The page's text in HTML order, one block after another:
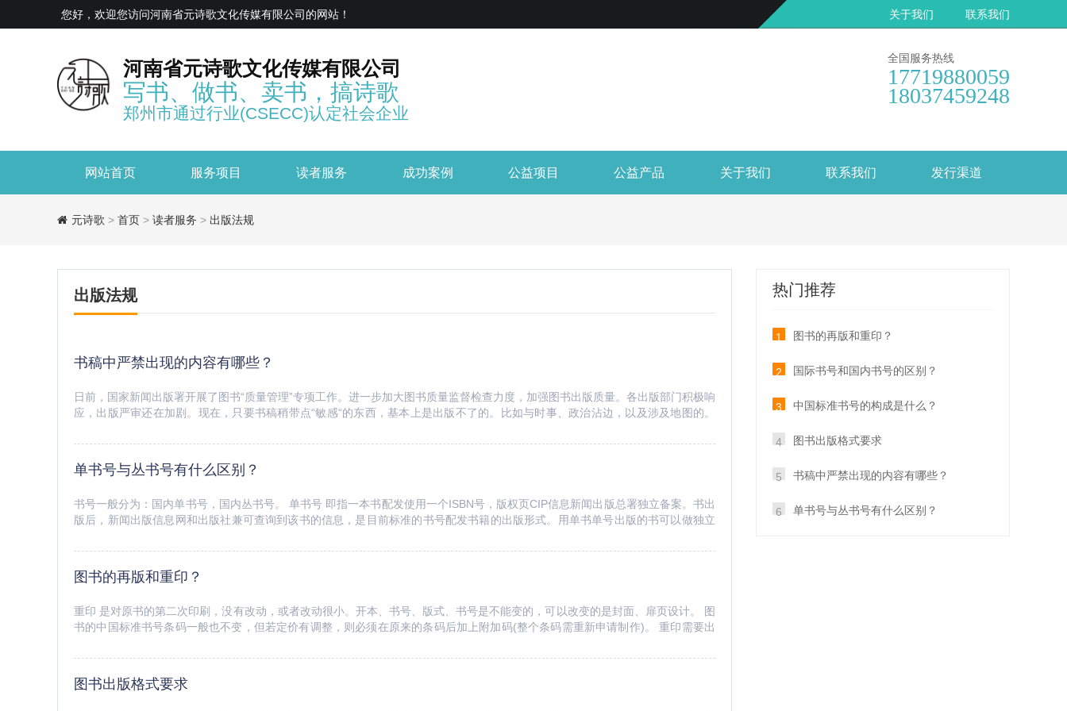
您好，欢迎您访问河南省元诗歌文化传媒有限公司的网站！ 关于我们 联系我们
河南省元诗歌文化传媒有限公司
写书、做书、卖书，搞诗歌
郑州市通过行业(CSECC)认定社会企业
全国服务热线
17719880059
18037459248
网站首页 服务项目 读者服务 成功案例 公益项目 公益产品 关于我们 联系我们 发行渠道
元诗歌 > 首页 > 读者服务 > 出版法规
出版法规
书稿中严禁出现的内容有哪些？
日前，国家新闻出版署开展了图书“质量管理”专项工作。进一步加大图书质量监督检查力度，加强图书出版质量。各出版部门积极响
应，出版严审还在加剧。现在，只要书稿稍带点“敏感“的东西，基本上是出版不了的。比如与时事、政治沾边，以及涉及地图的。
单书号与丛书号有什么区别？
书号一般分为：国内单书号，国内丛书号。 单书号 即指一本书配发使用一个ISBN号，版权页CIP信息新闻出版总署独立备案。书出
版后，新闻出版信息网和出版社兼可查询到该书的信息，是目前标准的书号配发书籍的出版形式。用单书单号出版的书可以做独立
图书的再版和重印？
重印 是对原书的第二次印刷，没有改动，或者改动很小。开本、书号、版式、书号是不能变的，可以改变的是封面、扉页设计。 图
书的中国标准书号条码一般也不变，但若定价有调整，则必须在原来的条码后加上附加码(整个条码需重新申请制作)。 重印需要出
图书出版格式要求
热门推荐
1 图书的再版和重印？
2 国际书号和国内书号的区别？
3 中国标准书号的构成是什么？
4 图书出版格式要求
5 书稿中严禁出现的内容有哪些？
6 单书号与丛书号有什么区别？